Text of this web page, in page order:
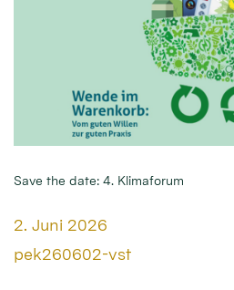
Save the date: 4. Klimaforum
Datum:
2. Juni 2026
Von:
pek260602-vst